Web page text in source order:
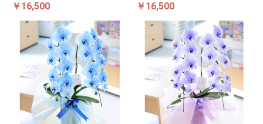
￥16,500 ￥16,500